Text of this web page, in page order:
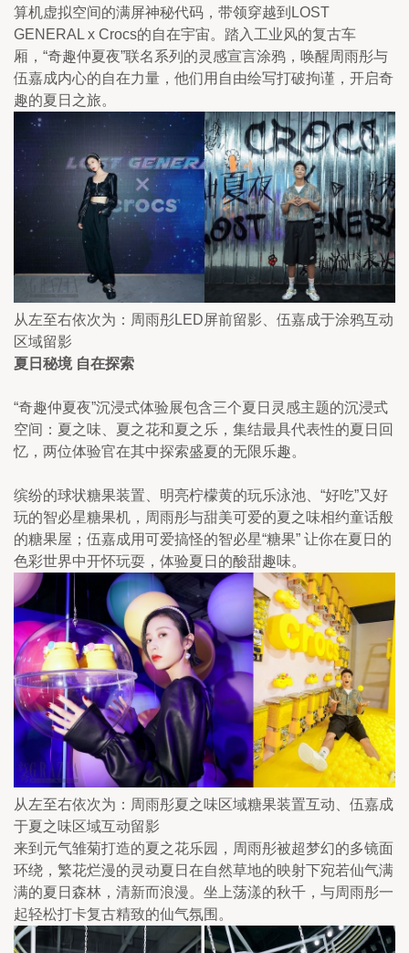
算机虚拟空间的满屏神秘代码，带领穿越到LOST
GENERAL x Crocs的自在宇宙。踏入工业风的复古车
厢，“奇趣仲夏夜”联名系列的灵感宣言涂鸦，唤醒周雨彤与
伍嘉成内心的自在力量，他们用自由绘写打破拘谨，开启奇
趣的夏日之旅。
从左至右依次为：周雨彤LED屏前留影、伍嘉成于涂鸦互动
区域留影
夏日秘境 自在探索
“奇趣仲夏夜”沉浸式体验展包含三个夏日灵感主题的沉浸式
空间：夏之味、夏之花和夏之乐，集结最具代表性的夏日回
忆，两位体验官在其中探索盛夏的无限乐趣。
缤纷的球状糖果装置、明亮柠檬黄的玩乐泳池、“好吃”又好
玩的智必星糖果机，周雨彤与甜美可爱的夏之味相约童话般
的糖果屋；伍嘉成用可爱搞怪的智必星“糖果” 让你在夏日的
色彩世界中开怀玩耍，体验夏日的酸甜趣味。
从左至右依次为：周雨彤夏之味区域糖果装置互动、伍嘉成
于夏之味区域互动留影
来到元气雏菊打造的夏之花乐园，周雨彤被超梦幻的多镜面
环绕，繁花烂漫的灵动夏日在自然草地的映射下宛若仙气满
满的夏日森林，清新而浪漫。坐上荡漾的秋千，与周雨彤一
起轻松打卡复古精致的仙气氛围。